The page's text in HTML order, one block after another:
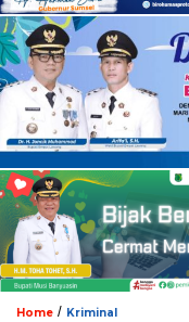
Home / Kriminal